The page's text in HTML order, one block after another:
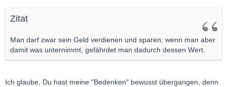
"eindampfen". Dann stimmt auch dessen Kaufkraft wieder,
sprich: 10 Dollar Monatseinkommen, 800 Golddollar für einen
tollen Mittelklassewagen, 2.000 Golddollar (40 bis 100 Unzen)
für ein tolles Haus und einen viertel Cent für eine große Kugel
Eis. Soll mir recht sein.
Zitat
Man darf zwar sein Geld verdienen und sparen, wenn man aber
damit was unternimmt, gefährdet man dadurch dessen Wert.
Ich glaube, Du hast meine "Bedenken" bewusst übergangen, denn